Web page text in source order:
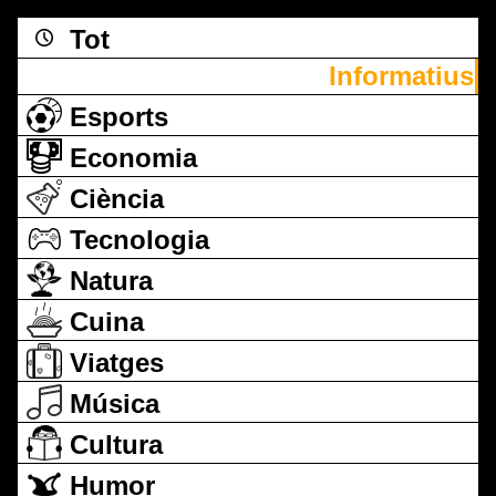
Tot
Informatius
Esports
Economia
Ciència
Tecnologia
Natura
Cuina
Viatges
Música
Cultura
Humor